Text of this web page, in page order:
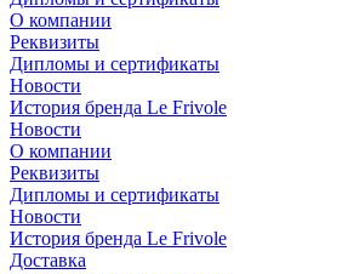
О компании
Реквизиты
Дипломы и сертификаты
Новости
История бренда Le Frivole
Новости
О компании
Реквизиты
Дипломы и сертификаты
Новости
История бренда Le Frivole
Доставка